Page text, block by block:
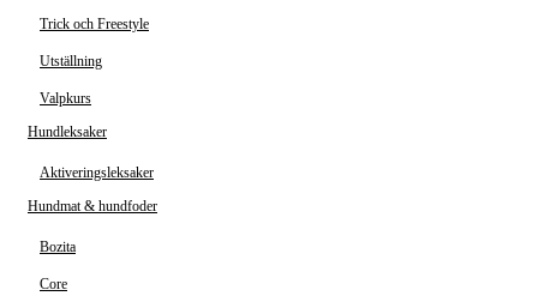
Trick och Freestyle
Utställning
Valpkurs
Hundleksaker
Aktiveringsleksaker
Hundmat & hundfoder
Bozita
Core